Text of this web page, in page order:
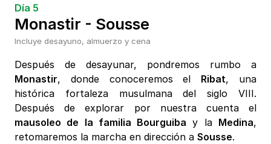
Día 5
Monastir - Sousse
Incluye desayuno, almuerzo y cena
Después de desayunar, pondremos rumbo a
Monastir, donde conoceremos el Ribat, una
histórica fortaleza musulmana del siglo VIII.
Después de explorar por nuestra cuenta el
mausoleo de la familia Bourguiba y la Medina,
retomaremos la marcha en dirección a Sousse.